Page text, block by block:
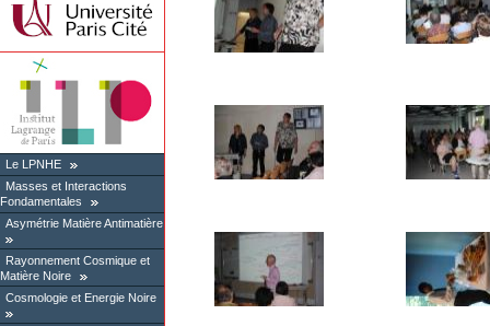
Le LPNHE
Masses et Interactions
Fondamentales
Asymétrie Matière Antimatière
Rayonnement Cosmique et
Matière Noire
Cosmologie et Energie Noire